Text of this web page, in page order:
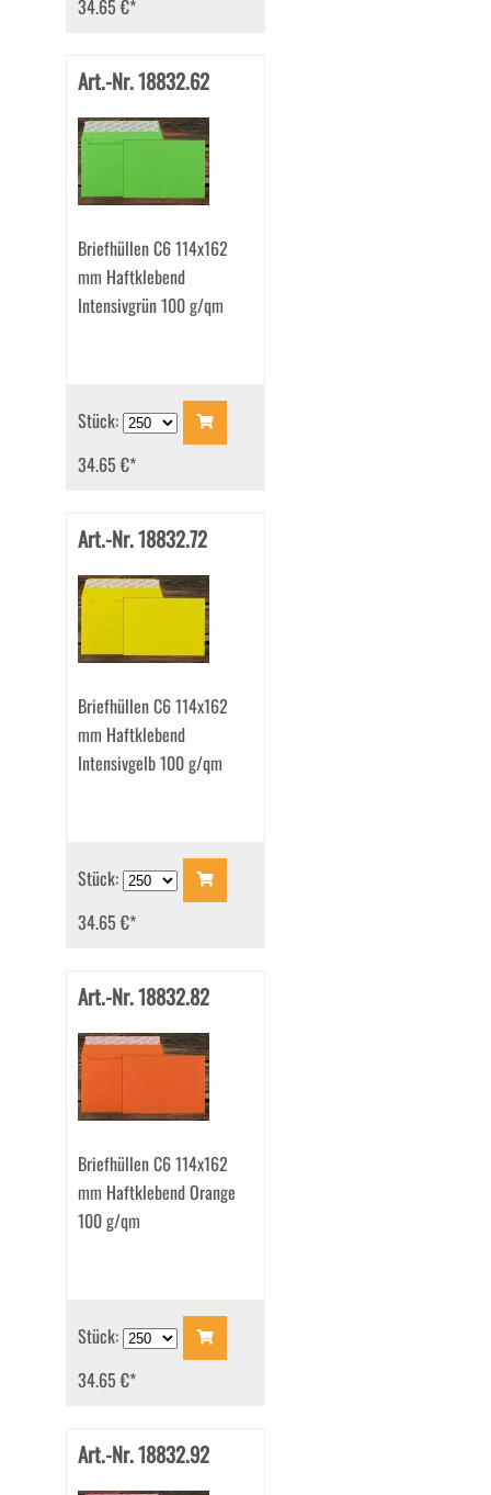
34.65 €*
Art.-Nr. 18832.62
Briefhüllen C6 114x162
mm Haftklebend
Intensivgrün 100 g/qm
Stück:
34.65 €*
Art.-Nr. 18832.72
Briefhüllen C6 114x162
mm Haftklebend
Intensivgelb 100 g/qm
Stück:
34.65 €*
Art.-Nr. 18832.82
Briefhüllen C6 114x162
mm Haftklebend Orange
100 g/qm
Stück:
34.65 €*
Art.-Nr. 18832.92